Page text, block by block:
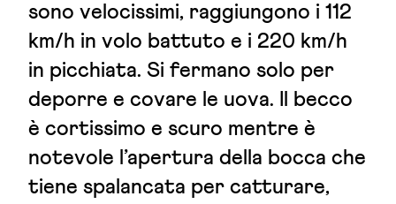
sono velocissimi, raggiungono i 112
km/h in volo battuto e i 220 km/h
in picchiata. Si fermano solo per
deporre e covare le uova. Il becco
è cortissimo e scuro mentre è
notevole l’apertura della bocca che
tiene spalancata per catturare,